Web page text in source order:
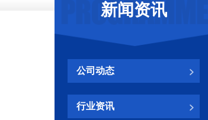
新闻资讯
公司动态
行业资讯